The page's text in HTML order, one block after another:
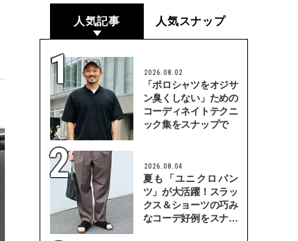
人気記事 人気スナップ
2026.08.02
「ポロシャツをオジサ
ン臭くしない」ための
コーディネイトテクニ
ック集をスナップで
2026.08.04
夏も「ユニクロパン
ツ」が大活躍！スラッ
クス＆ショーツの巧み
なコーデ好例をスナッ